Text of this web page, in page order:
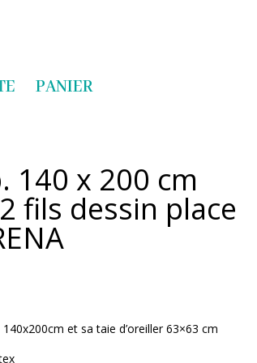
PANIER
140 x 200 cm
fils dessin place
et sa taie d’oreiller 63×63 cm